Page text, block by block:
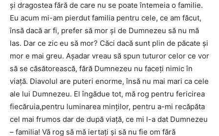
şi dragostea fără de care nu se poate întemeia o familie.
Eu acum mi-am pierdut familia pentru cele, ce am făcut,
însă dacă ar fi, prefer să mor şi de Dumnezeu să nu mă
las. Dar ce zic eu să mor? Căci dacă sunt plin de păcate şi
mor e mai greu. Aşadar vreau să spun tuturor celor ce vor
să se căsătorească, fără Dumnezeu nu faceţi nimic în
viaţă. Diavolul are puteri enorme, însă nu mai mari ca cele
ale lui Dumnezeu. El îngădue tot, mă rog pentru fericirea
fiecăruia,pentru luminarea minţilor, pentru a-mi recăpăta
cel mai frumos dar de după viaţă, ce mi l-a dat Dumnezeu
– familia! Vă rog să mă iertaţi şi să nu fie om fără